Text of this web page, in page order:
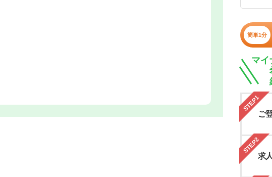
簡単1分
マイ
STEP1
ご
STEP2
求